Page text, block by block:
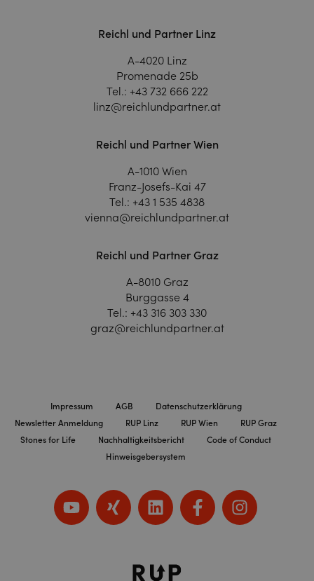
Reichl und Partner Linz
A-4020 Linz
Promenade 25b
Tel.: +43 732 666 222
linz@reichlundpartner.at
Reichl und Partner Wien
A-1010 Wien
Franz-Josefs-Kai 47
Tel.: +43 1 535 4838
vienna@reichlundpartner.at
Reichl und Partner Graz
A-8010 Graz
Burggasse 4
Tel.: +43 316 303 330
graz@reichlundpartner.at
Impressum AGB
Datenschutzerklärung
Newsletter Anmeldung
RUP Linz RUP Wien
RUP Graz
Stones for Life
Nachhaltigkeitsbericht
Code of Conduct
Hinweisgebersystem